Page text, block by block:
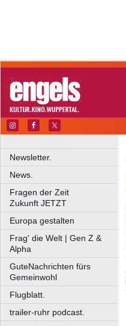
Newsletter.
News.
Fragen der Zeit
Zukunft JETZT
Europa gestalten
Frag' die Welt | Gen Z &
Alpha
GuteNachrichten fürs
Gemeinwohl
Flugblatt.
trailer-ruhr podcast.